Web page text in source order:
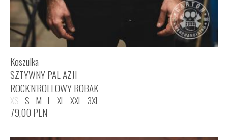
Koszulka
SZTYWNY PAL AZJI
ROCK'N'ROLLOWY ROBAK
XS S M L XL XXL 3XL
79,00 PLN